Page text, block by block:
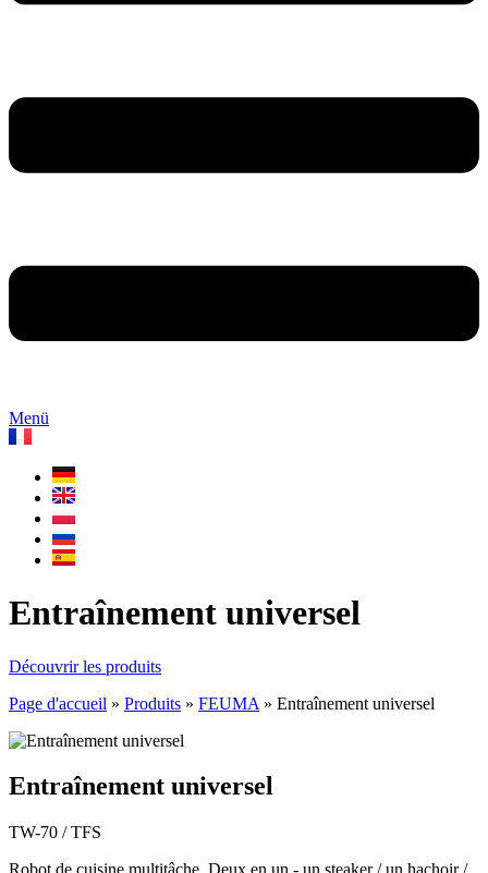
Menü
Entraînement universel
Découvrir les produits
Page d'accueil » Produits » FEUMA » Entraînement universel
Entraînement universel
TW-70 / TFS